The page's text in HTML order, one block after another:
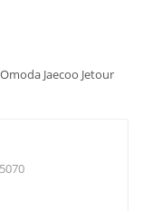
Jaecoo Jetour